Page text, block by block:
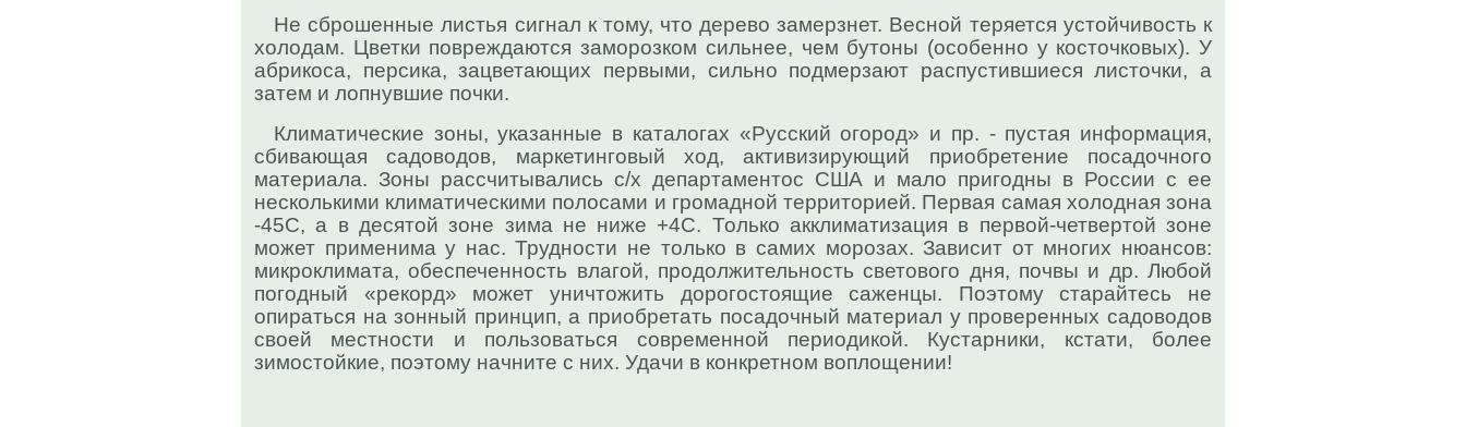
Не сброшенные листья сигнал к тому, что дерево замерзнет. Весной теряется устойчивость к
холодам. Цветки повреждаются заморозком сильнее, чем бутоны (особенно у косточковых). У
абрикоса, персика, зацветающих первыми, сильно подмерзают распустившиеся листочки, а
затем и лопнувшие почки.
Климатические зоны, указанные в каталогах «Русский огород» и пр. - пустая информация,
сбивающая садоводов, маркетинговый ход, активизирующий приобретение посадочного
материала. Зоны рассчитывались с/х департаментос США и мало пригодны в России с ее
несколькими климатическими полосами и громадной территорией. Первая самая холодная зона
-45С, а в десятой зоне зима не ниже +4С. Только акклиматизация в первой-четвертой зоне
может применима у нас. Трудности не только в самих морозах. Зависит от многих нюансов:
микроклимата, обеспеченность влагой, продолжительность светового дня, почвы и др. Любой
погодный «рекорд» может уничтожить дорогостоящие саженцы. Поэтому старайтесь не
опираться на зонный принцип, а приобретать посадочный материал у проверенных садоводов
своей местности и пользоваться современной периодикой. Кустарники, кстати, более
зимостойкие, поэтому начните с них. Удачи в конкретном воплощении!